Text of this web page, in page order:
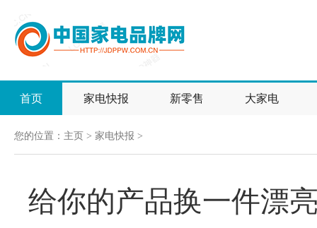
首页 家电快报 新零售 大家电
您的位置： 主页 > 家电快报 >
给你的产品换一件漂